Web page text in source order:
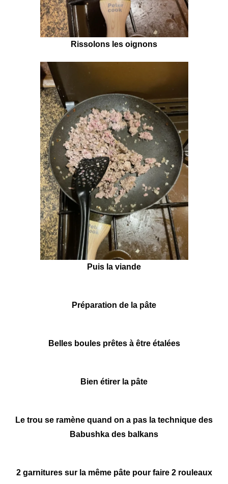
Rissolons les oignons
Puis la viande
Préparation de la pâte
Belles boules prêtes à être étalées
Bien étirer la pâte
Le trou se ramène quand on a pas la technique des
Babushka des balkans
2 garnitures sur la même pâte pour faire 2 rouleaux